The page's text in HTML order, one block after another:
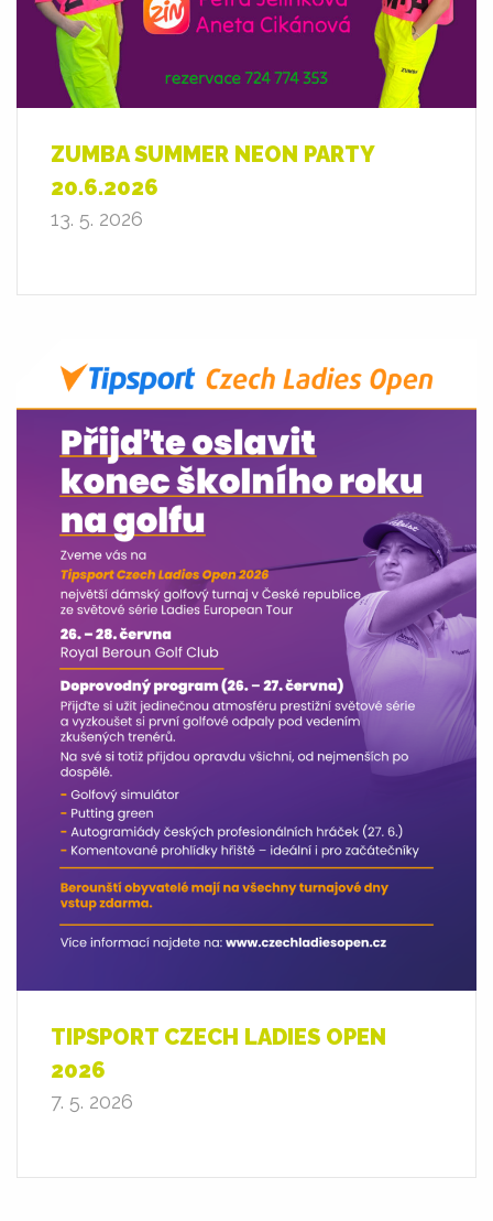
ZUMBA SUMMER NEON PARTY
20.6.2026
13. 5. 2026
TIPSPORT CZECH LADIES OPEN
2026
7. 5. 2026